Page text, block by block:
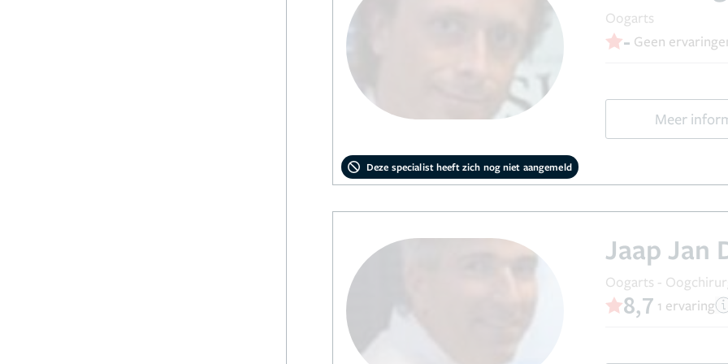
Deze specialist heeft zich nog niet aangemeld
Oogarts
- Geen
Meer
Jaap Jan
Oogarts -
8,7 1 ervaring